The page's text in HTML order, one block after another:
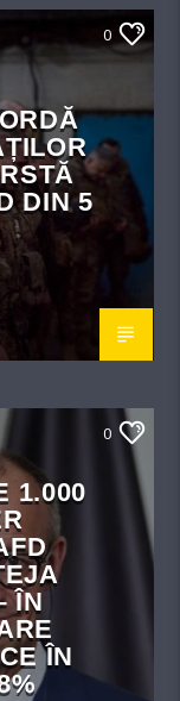
0
DIN 5
0
1.000
ÎN
ÎN